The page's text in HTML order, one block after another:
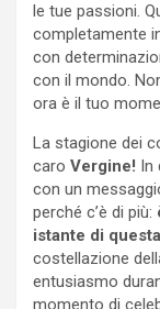
le tue passioni.
completamente
con
con il mondo.
ora è il tuo
La stagione dei
caro Vergine!
con un
perché c’è di più:
istante di
costellazione
entusiasmo